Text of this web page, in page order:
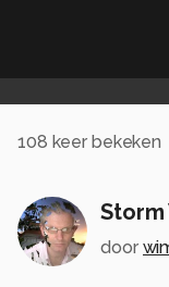
108 keer bekeken
door